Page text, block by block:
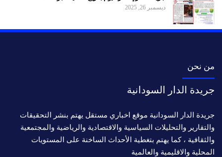
ديسمبر 26, 2025
من نحن
جريدة الدار السودانية
جريدة الدار السودانية موقع اخباري مستقل يهتم بنشر التحقيقات
والتقارير والتحليلات السياسية والاقتصادية والرياضية والمجتمعية
والثقافية ، كما يهتم بتغطية الأحداث الساخنة على المستويات
المحلية والاقليمية والعالمية